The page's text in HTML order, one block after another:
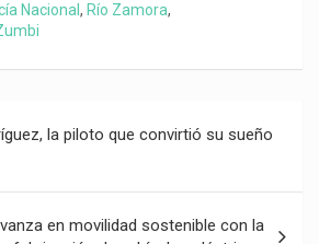
Nacional, Río Zamora,
la piloto que convirtió su sueño
en movilidad sostenible con la